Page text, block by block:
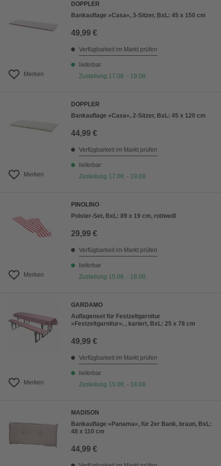
Merken
DOPPLER
Bankauflage »Casa«, 3-Sitzer, BxL: 45 x 150 cm
49,99 €
Verfügbarkeit im Markt prüfen
lieferbar
Zustellung 17.08. - 19.08.
Merken
DOPPLER
Bankauflage »Casa«, 2-Sitzer, BxL: 45 x 120 cm
44,99 €
Verfügbarkeit im Markt prüfen
lieferbar
Zustellung 17.08. - 19.08.
Merken
PINOLINO
Polster-Set, BxL: 89 x 19 cm, rot/weiß
29,99 €
Verfügbarkeit im Markt prüfen
lieferbar
Zustellung 15.08. - 18.08.
Merken
GARDAMO
Auflagenset für Festzeltgarnitur
»Festzeltgarnitur«, , kariert, BxL: 25 x 78 cm
49,99 €
Verfügbarkeit im Markt prüfen
lieferbar
Zustellung 15.08. - 18.08.
MADISON
Bankauflage »Panama«, für 2er Bank, braun, BxL:
48 x 110 cm
44,99 €